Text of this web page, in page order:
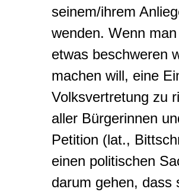
seinem/ihrem
wenden. Wenn
etwas beschweren
machen will, eine
Volksvertretung zu
aller Bürgerinnen
Petition (lat.,
einen politischen
darum gehen, dass